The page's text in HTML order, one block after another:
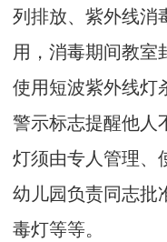
列排放、紫外线消
用，消毒期间教室
使用短波紫外线灯
警示标志提醒他人
灯须由专人管理、
幼儿园负责同志批
毒灯等等。